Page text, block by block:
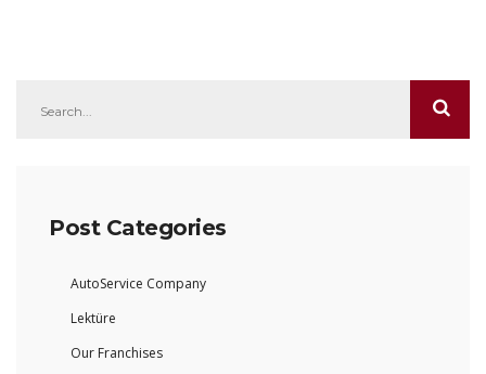
Post Categories
AutoService Company
Lektüre
Our Franchises